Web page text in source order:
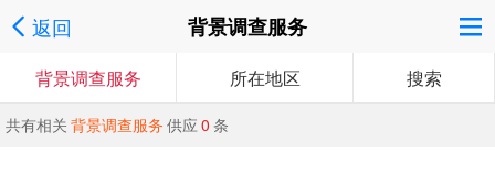
返回 背景调查服务
背景调查服务 所在地区 搜索
共有相关 背景调查服务 供应 0 条